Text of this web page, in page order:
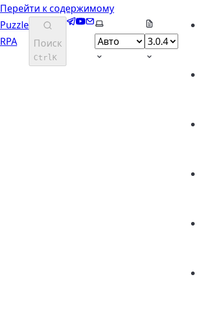
Перейти к содержимому
Puzzle
RPA
Поиск
CtrlK
Telegram
YouTube
EmailВыберите тему